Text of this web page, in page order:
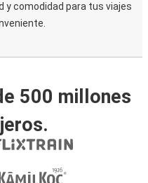
y comodidad para tus viajes
500 millones